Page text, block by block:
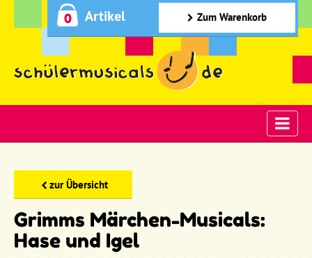
0 Artikel Zum Warenkorb
zur Übersicht
Grimms Märchen-Musicals:
Hase und Igel